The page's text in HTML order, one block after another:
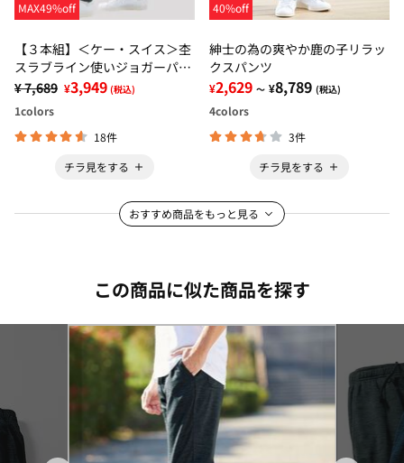
MAX49%off
【３本組】＜ケー・スイス＞杢
スラブライン使いジョガーパン
ツ
¥ 7,689 ¥3,949 (税込)
1colors
18件
チラ見をする
40%off
紳士の為の爽やか鹿の子リラッ
クスパンツ
¥2,629 ～ ¥8,789 (税込)
4colors
3件
チラ見をする
おすすめ商品をもっと見る
この商品に似た商品を探す